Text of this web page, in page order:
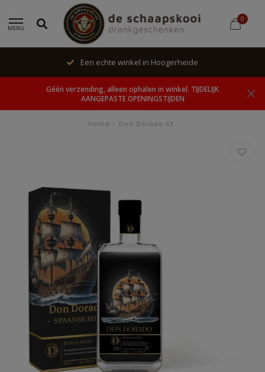
MENU
0
Een echte winkel in Hoogerheide
Géén verzending, alleen ophalen in winkel. TIJDELIJK
AANGEPASTE OPENINGSTIJDEN
Home Don Dorado 6Y